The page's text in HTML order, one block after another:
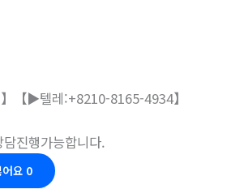
▶텔레:+8210-8165-4934】
진행가능합니다.
요 0